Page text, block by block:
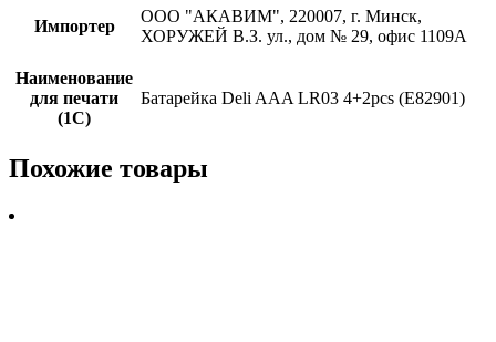
Импортер
ООО "АКАВИМ", 220007, г. Минск,
ХОРУЖЕЙ В.З. ул., дом № 29, офис 1109А
Наименование
для печати
(1С)
Батарейка Deli AAA LR03 4+2pcs (E82901)
Похожие товары